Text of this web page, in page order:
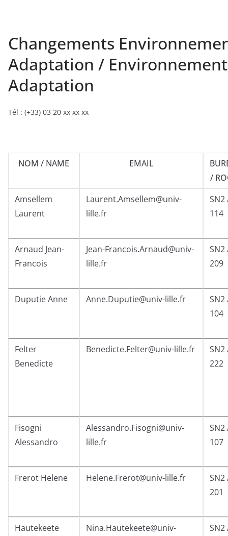
Changements
Adaptation /
Adaptation
Tél : (+33) 03 20 xx xx xx
NOM / NAME EMAIL
/
Amsellem
Laurent
Laurent.Amsellem@univ-
lille.fr
SN2
114
Arnaud Jean-
Francois
Jean-Francois.Arnaud@univ-
lille.fr
SN2
209
Duputie Anne Anne.Duputie@univ-lille.fr
SN2
104
Felter
Benedicte
Benedicte.Felter@univ-lille.fr
SN2
222
Fisogni
Alessandro
Alessandro.Fisogni@univ-
lille.fr
SN2
107
Frerot Helene Helene.Frerot@univ-lille.fr
SN2
201
Hautekeete
Nina.Hautekeete@univ-
SN2